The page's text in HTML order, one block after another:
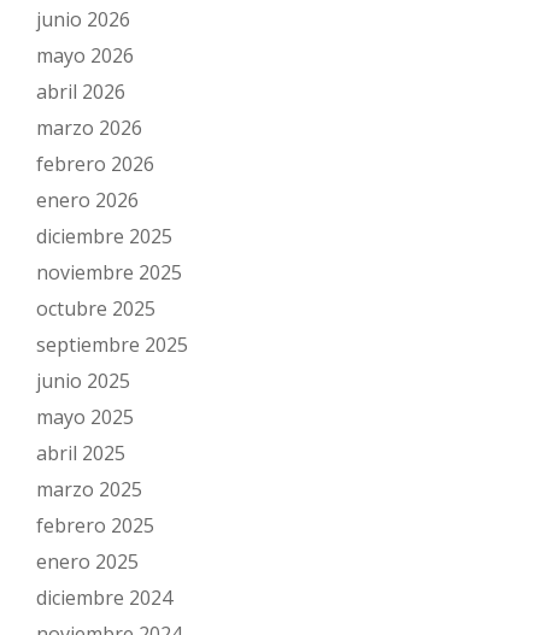
junio 2026
mayo 2026
abril 2026
marzo 2026
febrero 2026
enero 2026
diciembre 2025
noviembre 2025
octubre 2025
septiembre 2025
junio 2025
mayo 2025
abril 2025
marzo 2025
febrero 2025
enero 2025
diciembre 2024